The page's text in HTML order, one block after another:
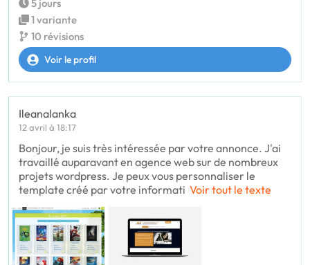
5 jours
1 variante
10 révisions
Voir le profil
Ileanalanka
12 avril à 18:17
Bonjour, je suis très intéressée par votre annonce. J'ai
travaillé auparavant en agence web sur de nombreux
projets wordpress. Je peux vous personnaliser le
template créé par votre informati Voir tout le texte